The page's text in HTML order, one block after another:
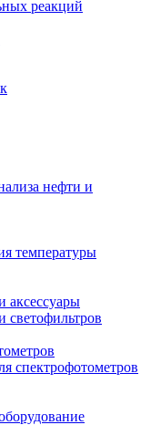
реакций
нефти и
температуры
аксессуары
светофильтров
спектрофотометров